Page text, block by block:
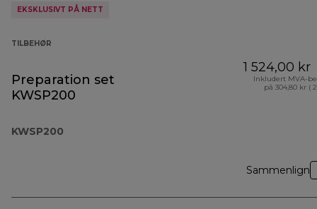
EKSKLUSIVT PÅ NETT
TILBEHØR
Preparation set
KWSP200
KWSP200
1 524,00 kr
Inkludert MVA-
på 304,80 kr (
Sammenlign